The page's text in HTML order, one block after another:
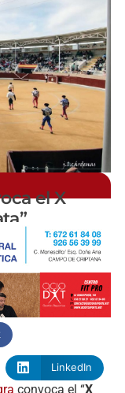
el X
LinkedIn
convoca el “X